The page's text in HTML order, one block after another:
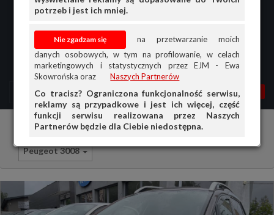
potrzeb i jest ich mniej.
na przetwarzanie moich
danych osobowych, w tym na profilowanie, w celach
marketingowych i statystycznych przez EJM - Ewa
Skowrońska oraz
Naszych Partnerów
Co tracisz? Ograniczona funkcjonalność serwisu,
reklamy są przypadkowe i jest ich więcej, część
funkcji serwisu realizowana przez Naszych
Partnerów będzie dla Ciebie niedostępna.
MENU MOJA AG
PRZEGLĄD
KOSZYK
Samochody osobowe Peugeot
Peugeot 3008